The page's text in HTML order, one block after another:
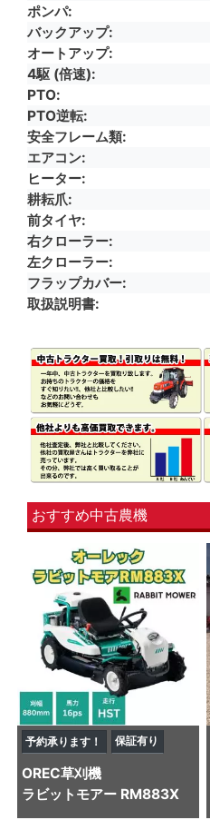
ポンパ
バックアップ
オートアップ
4駆 (倍速)
PTO
PTO逆転
安全フレーム類
エアコン
ヒーター
耕耘爪
前タイヤ
右クローラー
左クローラー
フラップカバー
取扱説明書
おすすめ中古農機
予約承ります！ 保証有り
OREC草刈機
ラビットモアー RM883X